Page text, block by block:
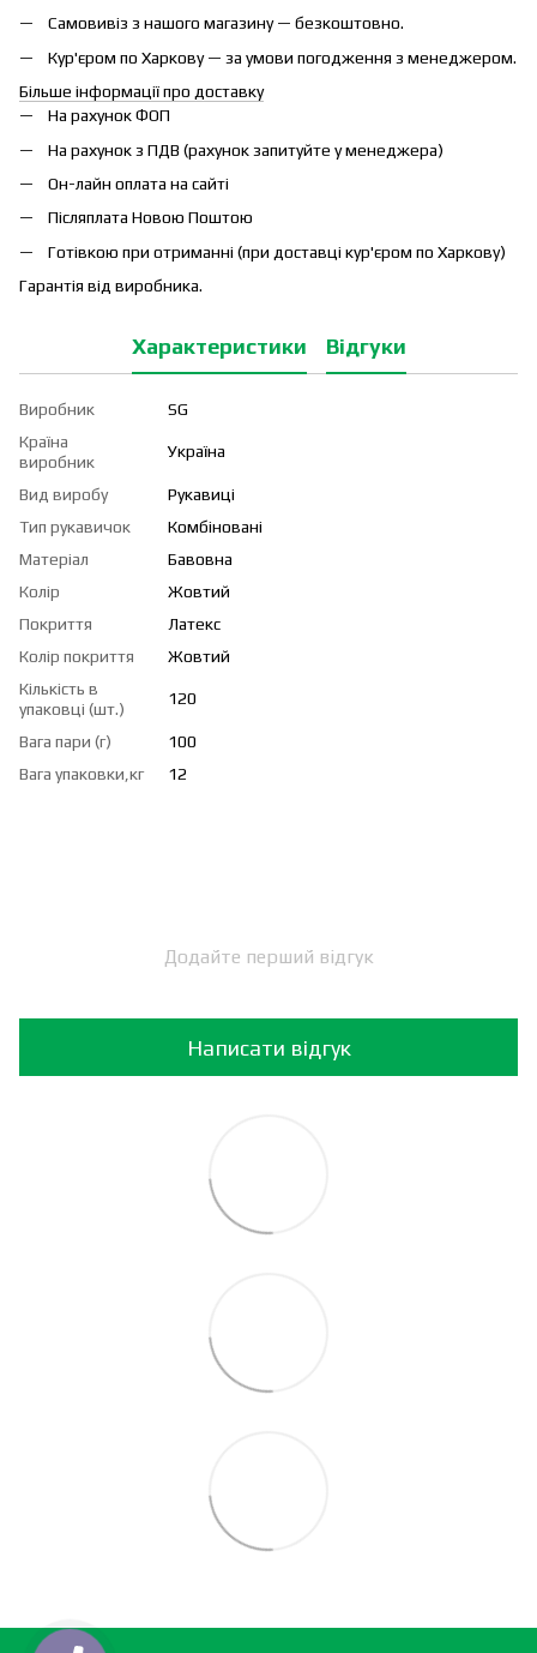
Самовивіз з нашого магазину — безкоштовно.
Кур'єром по Харкову — за умови погодження з менеджером.
Більше інформації про доставку
На рахунок ФОП
На рахунок з ПДВ (рахунок запитуйте у менеджера)
Он-лайн оплата на сайті
Післяплата Новою Поштою
Готівкою при отриманні (при доставці кур'єром по Харкову)
Гарантія від виробника.
Характеристики Відгуки
Виробник
SG
Країна
виробник
Україна
Вид виробу
Рукавиці
Тип рукавичок
Комбіновані
Матеріал
Бавовна
Колір
Жовтий
Покриття
Латекс
Колір покриття
Жовтий
Кількість в
упаковці (шт.)
120
Вага пари (г)
100
Вага упаковки,кг
12
Додайте перший відгук
Написати відгук